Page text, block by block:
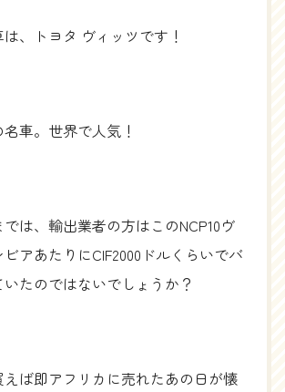
、トヨタ ヴィッツです！
車。世界で人気！
は、輸出業者の方はこのNCP10ヴ
アあたりにCIF2000ドルくらいでバ
たのではないでしょうか？
えば即アフリカに売れたあの日が懐